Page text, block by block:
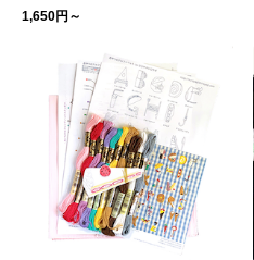
も楽しい/図案付/入園入学/通園］
1,650円～